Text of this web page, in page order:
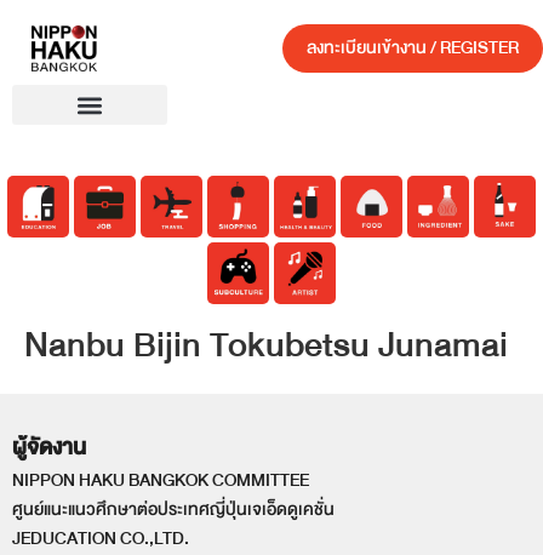
ลงทะเบียนเข้างาน / REGISTER
Nanbu Bijin Tokubetsu Junamai
ผู้จัดงาน
NIPPON HAKU BANGKOK COMMITTEE
ศูนย์แนะแนวศึกษาต่อประเทศญี่ปุ่นเจเอ็ดดูเคชั่น
JEDUCATION CO.,LTD.